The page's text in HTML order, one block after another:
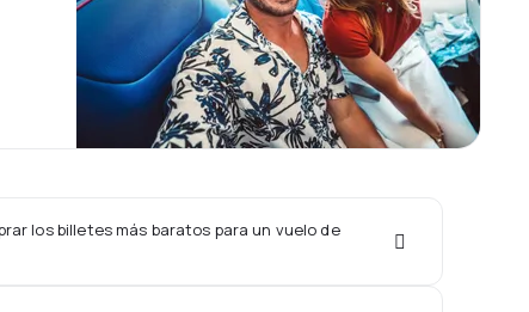
los billetes más baratos para un vuelo de